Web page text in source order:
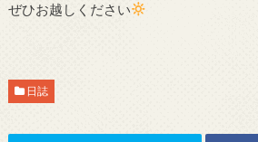
ぜひお越しください
日誌